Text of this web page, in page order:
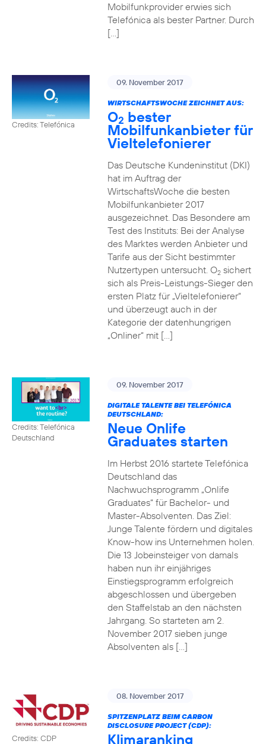
Mobilfunkprovider erwies sich
Telefónica als bester Partner. Durch
[…]
Credits: Telefónica
09. November 2017
WIRTSCHAFTSWOCHE ZEICHNET AUS:
O2 bester
Mobilfunkanbieter für
Vieltelefonierer
Das Deutsche Kundeninstitut (DKI)
hat im Auftrag der
WirtschaftsWoche die besten
Mobilfunkanbieter 2017
ausgezeichnet. Das Besondere am
Test des Instituts: Bei der Analyse
des Marktes werden Anbieter und
Tarife aus der Sicht bestimmter
Nutzertypen untersucht. O2sichert
sich als Preis-Leistungs-Sieger den
ersten Platz für „Vieltelefonierer“
und überzeugt auch in der
Kategorie der datenhungrigen
„Onliner“ mit […]
Credits: Telefónica
Deutschland
09. November 2017
DIGITALE TALENTE BEI TELEFÓNICA
DEUTSCHLAND:
Neue Onlife
Graduates starten
Im Herbst 2016 startete Telefónica
Deutschland das
Nachwuchsprogramm „Onlife
Graduates“ für Bachelor- und
Master-Absolventen. Das Ziel:
Junge Talente fördern und digitales
Know-how ins Unternehmen holen.
Die 13 Jobeinsteiger von damals
haben nun ihr einjähriges
Einstiegsprogramm erfolgreich
abgeschlossen und übergeben
den Staffelstab an den nächsten
Jahrgang. So starteten am 2.
November 2017 sieben junge
Absolventen als […]
Credits: CDP
08. November 2017
SPITZENPLATZ BEIM CARBON
DISCLOSURE PROJECT (CDP):
Klimaranking